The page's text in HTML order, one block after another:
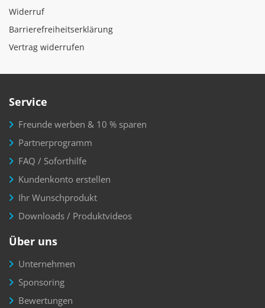
Widerruf
Barrierefreiheitserklärung
Vertrag widerrufen
Service
Freunde werben & 10 % sparen
Partnerprogramm
FAQ / Soforthilfe
Kundenkonto erstellen
Ihr Wunschprodukt
Downloads / Produktvideos
Über uns
Unternehmen
Sponsoring
Bewertungen